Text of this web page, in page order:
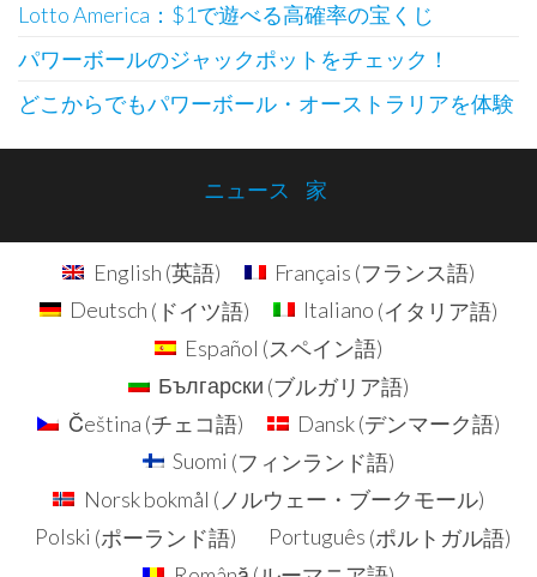
Lotto America：$1で遊べる高確率の宝くじ
パワーボールのジャックポットをチェック！
どこからでもパワーボール・オーストラリアを体験
ニュース 家
English (英語) Français (フランス語)
Deutsch ( ドイツ語) Italiano (イタリア語)
Español (スペイン語)
Български (ブルガリア語)
Čeština (チェコ語) Dansk(デンマーク語)
Suomi (フィンランド語)
Norsk bokmål ( ノルウェー・ブークモール)
Polski (ポーランド語) Português (ポルトガル語)